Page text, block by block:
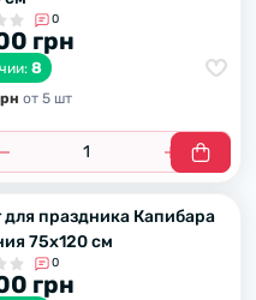
0
грн
8
от 5 шт
для праздника Капибара
75х120 см
0
грн